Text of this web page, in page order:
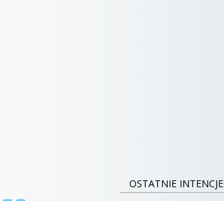
OSTATNIE INTENCJE